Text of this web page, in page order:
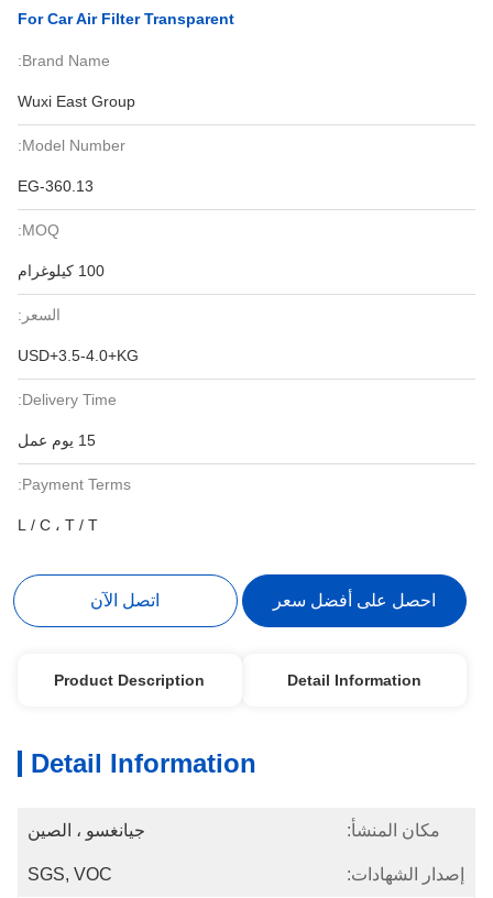
For Car Air Filter Transparent
Brand Name:
Wuxi East Group
Model Number:
EG-360.13
MOQ:
100 كيلوغرام
السعر:
USD+3.5-4.0+KG
Delivery Time:
15 يوم عمل
Payment Terms:
L / C ، T / T
احصل على أفضل سعر اتصل الآن
Detail Information
Product Description
Detail Information
مكان المنشأ: جيانغسو ، الصين
إصدار الشهادات: SGS, VOC